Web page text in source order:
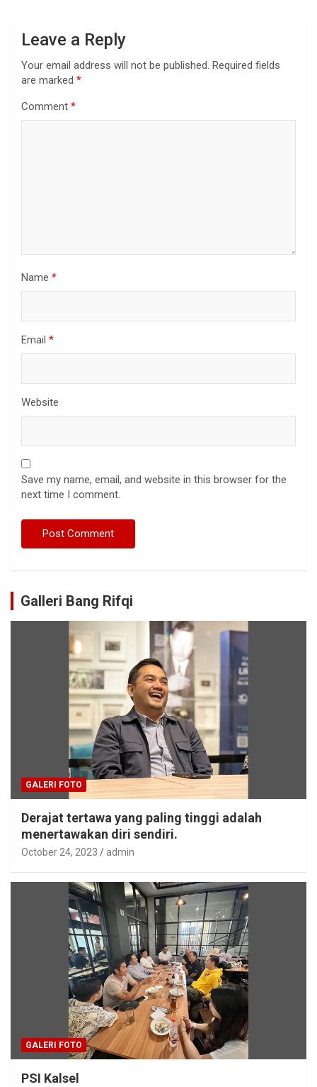
Leave a Reply
Your email address will not be published. Required fields
are marked *
Comment *
Name *
Email *
Website
Save my name, email, and website in this browser for the
next time I comment.
Galleri Bang Rifqi
GALERI FOTO
Derajat tertawa yang paling tinggi adalah
menertawakan diri sendiri.
October 24, 2023 admin
GALERI FOTO
PSI Kalsel